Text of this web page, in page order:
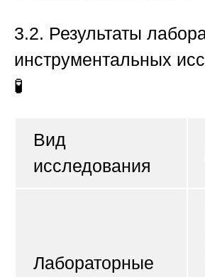
3.2. Результаты
инструментальных
🧪
Вид
исследования
Лабораторные